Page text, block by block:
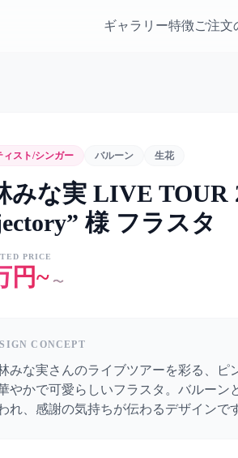
ギャラリー特徴ご注文
ィスト/シンガー バルーン 生花
みな実 LIVE TOUR
様 フラスタ
PRICE
円~ 〜
CONCEPT
みな実さんのライブツアーを彩る、ピ
やかで可愛らしいフラスタ。バルーン
れ、感謝の気持ちが伝わるデザインで